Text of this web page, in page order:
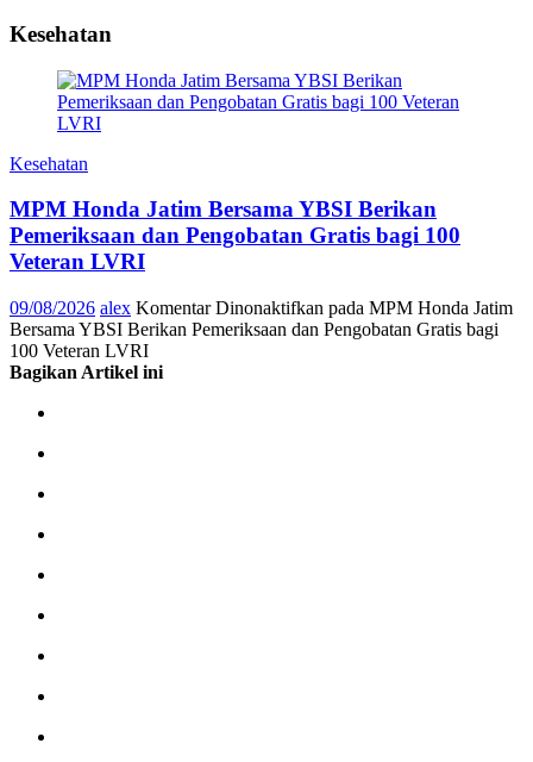
Kesehatan
Kesehatan
MPM Honda Jatim Bersama YBSI Berikan
Pemeriksaan dan Pengobatan Gratis bagi 100
Veteran LVRI
09/08/2026 alex Komentar Dinonaktifkan pada MPM Honda Jatim
Bersama YBSI Berikan Pemeriksaan dan Pengobatan Gratis bagi
100 Veteran LVRI
Bagikan Artikel ini